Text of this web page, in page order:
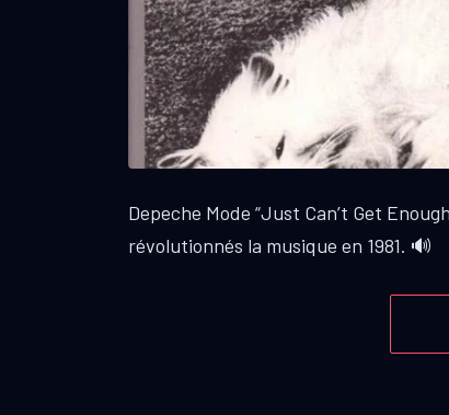
Depeche Mode “Just Can’t Get
révolutionnés la musique en 1981. 🔊